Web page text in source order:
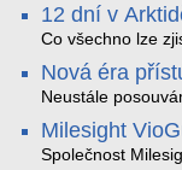
12 dní v
data ze
Co všechno lze
projede
Tromsø přes
Nordkapp. Bez
otřesy i náklon.
podrobný datový
Nová éra
Signo
Neustále
v oblasti kontroly
čtečky HID Signo.
Milesight
detekci
Společnost